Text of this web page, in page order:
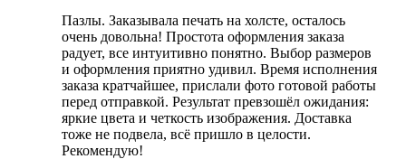
Пазлы. Заказывала печать на холсте, осталось
очень довольна! Простота оформления заказа
радует, все интуитивно понятно. Выбор размеров
и оформления приятно удивил. Время исполнения
заказа кратчайшее, прислали фото готовой работы
перед отправкой. Результат превзошёл ожидания:
яркие цвета и четкость изображения. Доставка
тоже не подвела, всё пришло в целости.
Рекомендую!